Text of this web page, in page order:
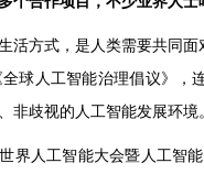
活方式，是人类需要共同
球人工智能治理倡议》
非歧视的人工智能发展环境
界人工智能大会暨人工智